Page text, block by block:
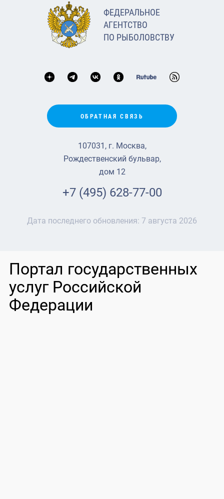
ФЕДЕРАЛЬНОЕ
АГЕНТСТВО
ПО РЫБОЛОВСТВУ
ОБРАТНАЯ СВЯЗЬ
107031, г. Москва,
Рождественский бульвар,
дом 12
+7 (495) 628-77-00
Дата последнего обновления: 7 августа 2026
Портал государственных
услуг Российской
Федерации